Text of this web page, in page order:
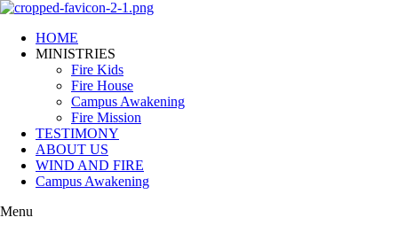
HOME
MINISTRIES
Fire Kids
Fire House
Campus Awakening
Fire Mission
TESTIMONY
ABOUT US
WIND AND FIRE
Campus Awakening
Menu